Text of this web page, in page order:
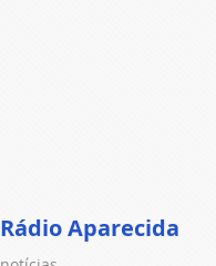
Rádio Aparecida